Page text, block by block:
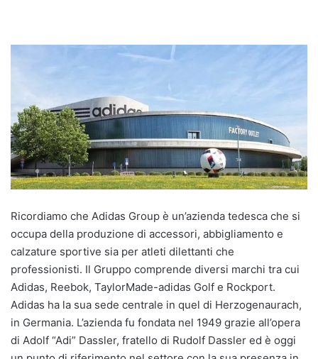
Ricordiamo che Adidas Group è un’azienda tedesca che si
occupa della produzione di accessori, abbigliamento e
calzature sportive sia per atleti dilettanti che
professionisti. Il Gruppo comprende diversi marchi tra cui
Adidas, Reebok, TaylorMade-adidas Golf e Rockport.
Adidas ha la sua sede centrale in quel di Herzogenaurach,
in Germania. L’azienda fu fondata nel 1949 grazie all’opera
di Adolf “Adi” Dassler, fratello di Rudolf Dassler ed è oggi